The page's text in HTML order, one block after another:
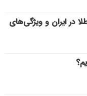
در ایران و ویژگی‌های